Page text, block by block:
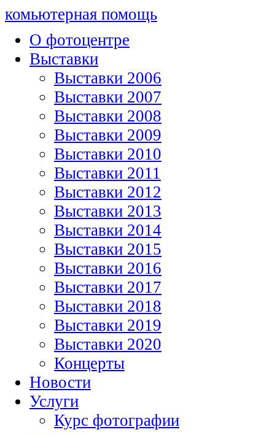
комьютерная помощь
О фотоцентре
Выставки
Выставки 2006
Выставки 2007
Выставки 2008
Выставки 2009
Выставки 2010
Выставки 2011
Выставки 2012
Выставки 2013
Выставки 2014
Выставки 2015
Выставки 2016
Выставки 2017
Выставки 2018
Выставки 2019
Выставки 2020
Концерты
Новости
Услуги
Курс фотографии